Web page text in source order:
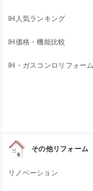
IH人気ランキング
IH価格・機能比較
IH・ガスコンロリフォー
その他リフォーム
リノベーション